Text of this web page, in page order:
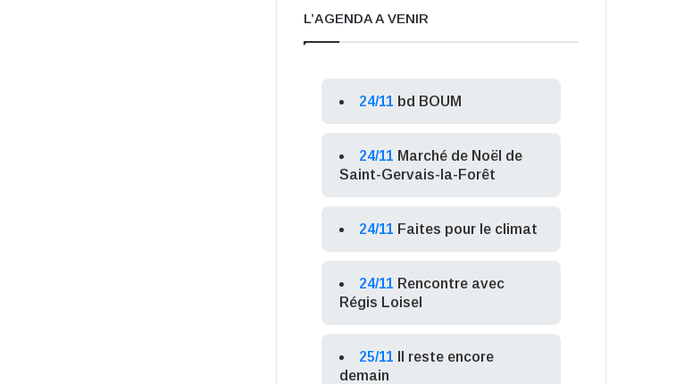
L’AGENDA A VENIR
24/11 bd BOUM
24/11 Marché de Noël de
Saint-Gervais-la-Forêt
24/11 Faites pour le climat
24/11 Rencontre avec
Régis Loisel
25/11
Il reste encore
demain